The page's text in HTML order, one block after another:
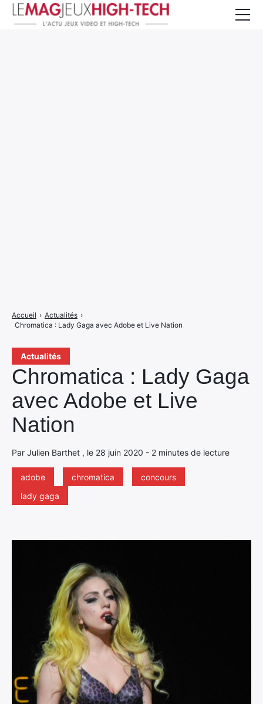
Actualités
Chromatica : Lady Gaga
avec Adobe et Live
Nation
Par Julien Barthet , le 28 juin 2020 - 2 minutes de lecture
adobe chromatica
concours
lady gaga
Accueil › Actualités ›
Chromatica : Lady Gaga avec Adobe et Live Nation